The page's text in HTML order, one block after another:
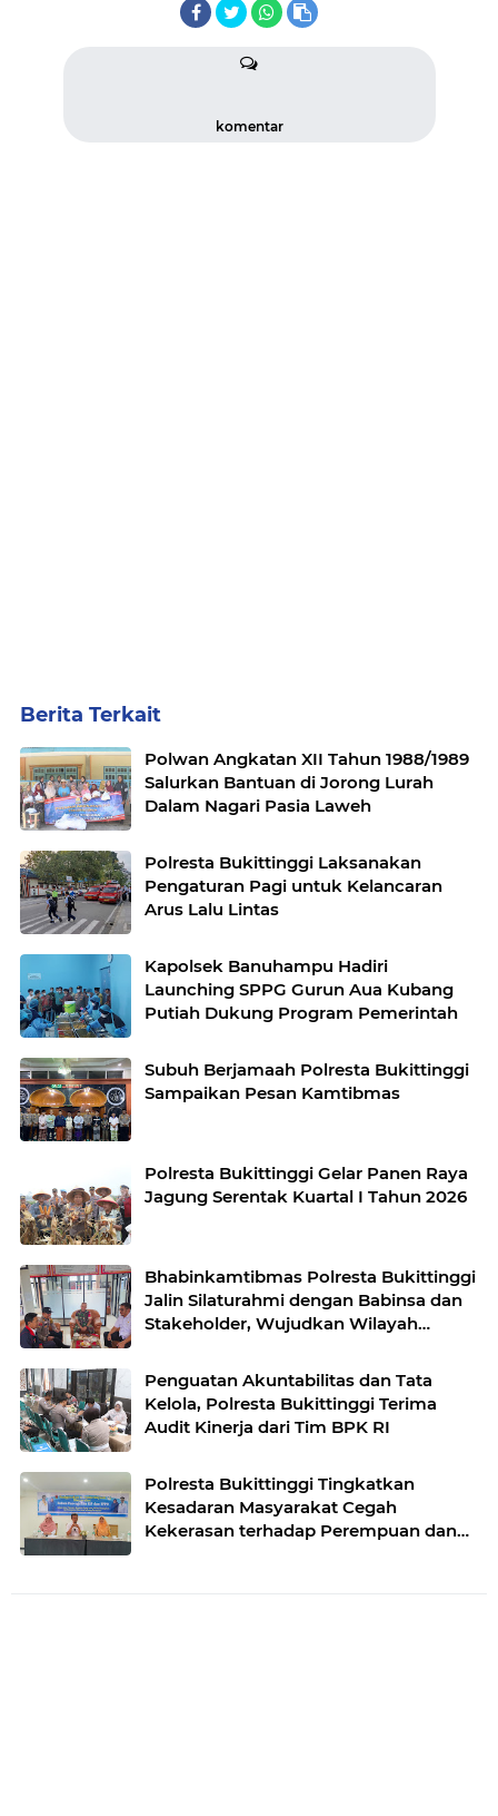
komentar
Berita Terkait
Polwan Angkatan XII Tahun 1988/1989
Salurkan Bantuan di Jorong Lurah
Dalam Nagari Pasia Laweh
Polresta Bukittinggi Laksanakan
Pengaturan Pagi untuk Kelancaran
Arus Lalu Lintas
Kapolsek Banuhampu Hadiri
Launching SPPG Gurun Aua Kubang
Putiah Dukung Program Pemerintah
Subuh Berjamaah Polresta Bukittinggi
Sampaikan Pesan Kamtibmas
Polresta Bukittinggi Gelar Panen Raya
Jagung Serentak Kuartal I Tahun 2026
Bhabinkamtibmas Polresta Bukittinggi
Jalin Silaturahmi dengan Babinsa dan
Stakeholder, Wujudkan Wilayah
Penguatan Akuntabilitas dan Tata
Kelola, Polresta Bukittinggi Terima
Audit Kinerja dari Tim BPK RI
Polresta Bukittinggi Tingkatkan
Kesadaran Masyarakat Cegah
Kekerasan terhadap Perempuan dan